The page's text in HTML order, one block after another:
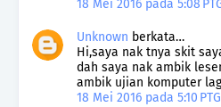
18 Mei 2016 pada 5:08
Unknown berkata…
Hi,saya nak tnya skit
dah saya nak ambik
ambik ujian komputer
18 Mei 2016 pada 5:10 PTG